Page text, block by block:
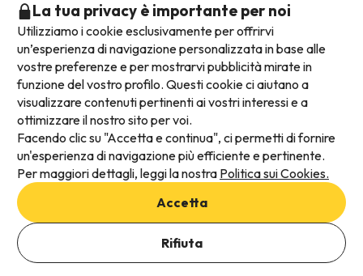
Metodi di pagamento disponibili
Termini e condizioni generali
Protezione dei dati
Informativa sui cookie
La tua privacy è importante per noi
Utilizziamo i cookie esclusivamente per offrirvi
un’esperienza di navigazione personalizzata in base alle
vostre preferenze e per mostrarvi pubblicità mirate in
funzione del vostro profilo. Questi cookie ci aiutano a
visualizzare contenuti pertinenti ai vostri interessi e a
ottimizzare il nostro sito per voi.
Facendo clic su "Accetta e continua", ci permetti di fornire
un'esperienza di navigazione più efficiente e pertinente.
Per maggiori dettagli, leggi la nostra Politica sui Cookies.
Accetta
Rifiuta